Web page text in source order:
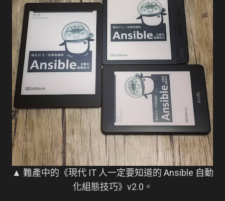
▲ 難產中的《現代 IT 人一定要知道的 Ansible 自動
化組態技巧》v2.0。